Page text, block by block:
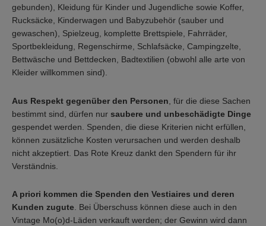
gebunden), Kleidung für Kinder und Jugendliche sowie Koffer,
Rucksäcke, Kinderwagen und Babyzubehör (sauber und
gewaschen), Spielzeug, komplette Brettspiele, Fahrräder,
Sportbekleidung, Regenschirme, Schlafsäcke, Campingzelte,
Bettwäsche und Bettdecken, Badtextilien (obwohl alle arte von
Kleider willkommen sind).
Aus Respekt gegenüber den Personen , für die diese Sachen
bestimmt sind, dürfen nur saubere und unbeschädigte Dinge
gespendet werden. Spenden, die diese Kriterien nicht erfüllen,
können zusätzliche Kosten verursachen und werden deshalb
nicht akzeptiert. Das Rote Kreuz dankt den Spendern für ihr
Verständnis.
A priori kommen die Spenden den Vestiaires und deren
Kunden zugute. Bei Überschuss können diese auch in den
Vintage Mo(o)d-Läden verkauft werden; der Gewinn wird dann